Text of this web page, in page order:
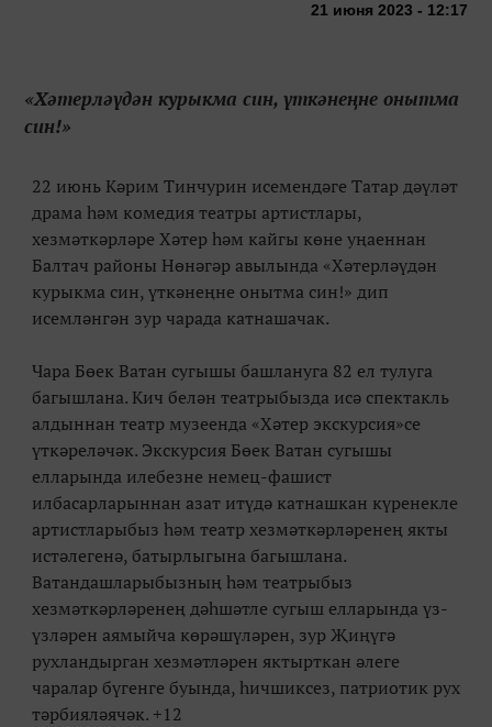
21 июня 2023 - 12:17
«Хәтерләүдән курыкма син, үткәнеңне онытма
син!»
22 июнь Кәрим Тинчурин исемендәге Татар дәүләт
драма һәм комедия театры артистлары,
хезмәткәрләре Хәтер һәм кайгы көне уңаеннан
Балтач районы Нөнәгәр авылында «Хәтерләүдән
курыкма син, үткәнеңне онытма син!» дип
исемләнгән зур чарада катнашачак.
Чара Бөек Ватан сугышы башлануга 82 ел тулуга
багышлана. Кич белән театрыбызда исә спектакль
алдыннан театр музеенда «Хәтер экскурсия»се
үткәреләчәк. Экскурсия Бөек Ватан сугышы
елларында илебезне немец-фашист
илбасарларыннан азат итүдә катнашкан күренекле
артистларыбыз һәм театр хезмәткәрләренең якты
истәлегенә, батырлыгына багышлана.
Ватандашларыбызның һәм театрыбыз
хезмәткәрләренең дәһшәтле сугыш елларында үз-
үзләрен аямыйча көрәшүләрен, зур Җиңүгә
рухландырган хезмәтләрен яктырткан әлеге
чаралар бүгенге буында, һичшиксез, патриотик рух
тәрбияләячәк. +12